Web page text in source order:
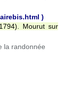
)
Mourut sur
la randonnée